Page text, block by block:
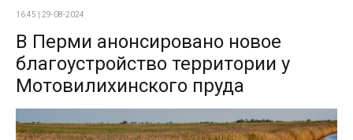
16:45 | 29-08-2024
В Перми анонсировано новое
благоустройство территории у
Мотовилихинского пруда